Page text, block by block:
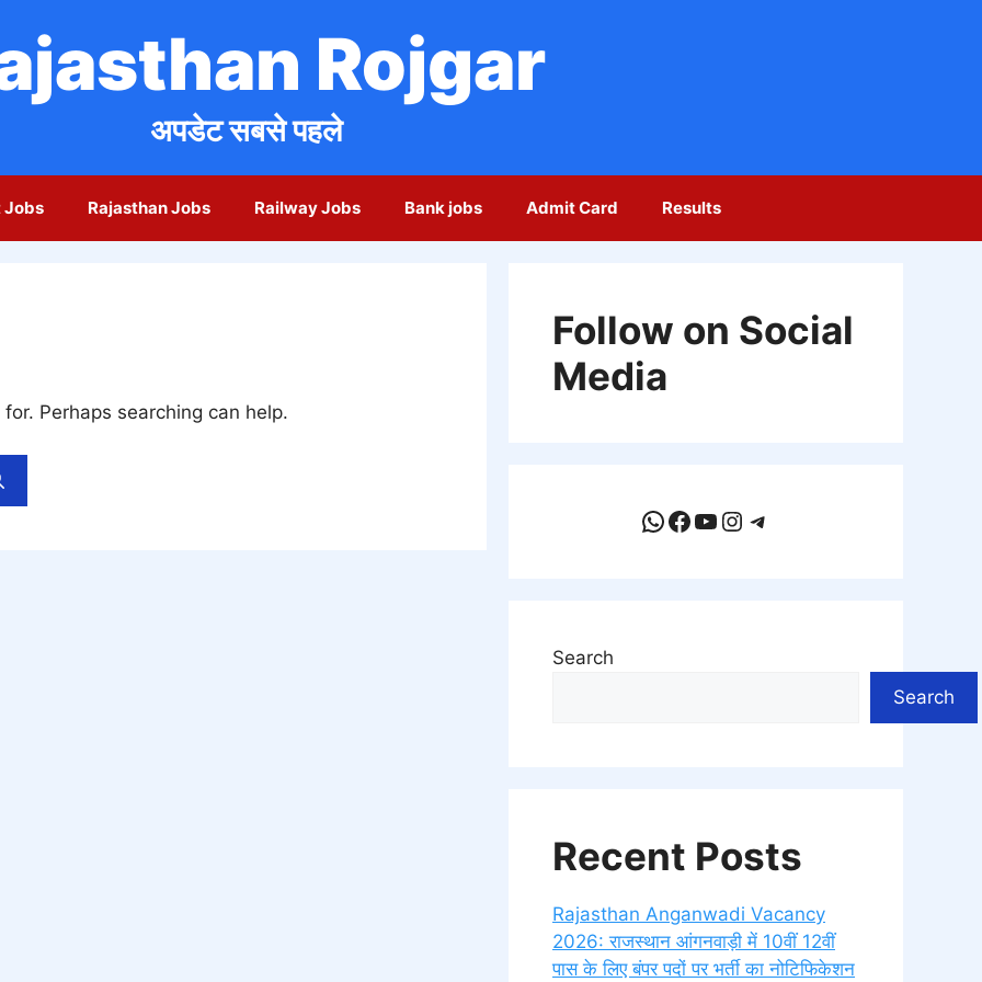
Rojgar
अपडेट सबसे पहले
Jobs Rajasthan Jobs Railway Jobs Bank jobs Admit Card Results
Perhaps searching can help.
Follow on Social
Media
WhatsApp
Facebook
YouTube
Instagram
Telegram
Search
Search
Recent Posts
Rajasthan Anganwadi Vacancy
2026: राजस्थान आंगनवाड़ी में 10वीं 12वीं
पास के लिए बंपर पदों पर भर्ती का नोटिफिकेशन